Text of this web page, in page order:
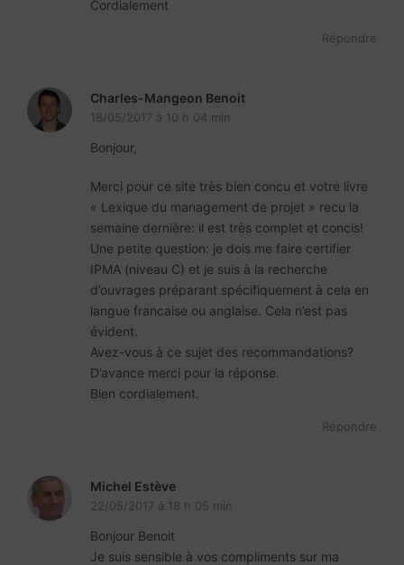
Cordialement
Répondre
Charles-Mangeon Benoit
18/05/2017 à 10 h 04 min
Bonjour,
Merci pour ce site très bien concu et votre livre
« Lexique du management de projet » recu la
semaine dernière: il est très complet et concis!
Une petite question: je dois me faire certifier
IPMA (niveau C) et je suis à la recherche
d’ouvrages préparant spécifiquement à cela en
langue francaise ou anglaise. Cela n’est pas
évident.
Avez-vous à ce sujet des recommandations?
D’avance merci pour la réponse.
Bien cordialement.
Répondre
Michel Estève
22/05/2017 à 18 h 05 min
Bonjour Benoit
Je suis sensible à vos compliments sur ma